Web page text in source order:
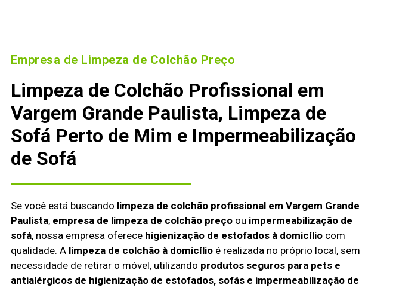
Empresa de Limpeza de Colchão Preço
Limpeza de Colchão Profissional em
Vargem Grande Paulista, Limpeza de
Sofá Perto de Mim e Impermeabilização
de Sofá
Se você está buscando limpeza de colchão profissional em Vargem Grande
Paulista, empresa de limpeza de colchão preçoou impermeabilização de
sofá, nossa empresa oferece higienização de estofados à domicíliocom
qualidade. A limpeza de colchão à domicílioé realizada no próprio local, sem
necessidade de retirar o móvel, utilizando produtos seguros para pets e
antialérgicos de higienização de estofados, sofás e impermeabilização de